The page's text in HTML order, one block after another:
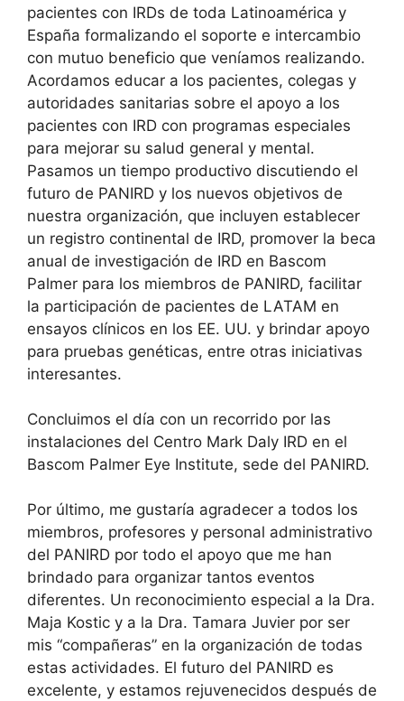
pacientes con IRDs de toda Latinoamérica y
España formalizando el soporte e intercambio
con mutuo beneficio que veníamos realizando.
Acordamos educar a los pacientes, colegas y
autoridades sanitarias sobre el apoyo a los
pacientes con IRD con programas especiales
para mejorar su salud general y mental.
Pasamos un tiempo productivo discutiendo el
futuro de PANIRD y los nuevos objetivos de
nuestra organización, que incluyen establecer
un registro continental de IRD, promover la beca
anual de investigación de IRD en Bascom
Palmer para los miembros de PANIRD, facilitar
la participación de pacientes de LATAM en
ensayos clínicos en los EE. UU. y brindar apoyo
para pruebas genéticas, entre otras iniciativas
interesantes.
Concluimos el día con un recorrido por las
instalaciones del Centro Mark Daly IRD en el
Bascom Palmer Eye Institute, sede del PANIRD.
Por último, me gustaría agradecer a todos los
miembros, profesores y personal administrativo
del PANIRD por todo el apoyo que me han
brindado para organizar tantos eventos
diferentes. Un reconocimiento especial a la Dra.
Maja Kostic y a la Dra. Tamara Juvier por ser
mis “compañeras” en la organización de todas
estas actividades. El futuro del PANIRD es
excelente, y estamos rejuvenecidos después de